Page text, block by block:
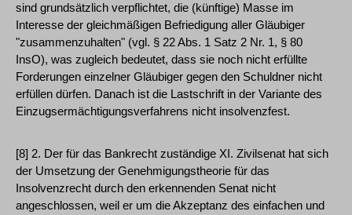
sind grundsätzlich verpflichtet, die (künftige) Masse im
Interesse der gleichmäßigen Befriedigung aller Gläubiger
"zusammenzuhalten" (vgl. § 22 Abs. 1 Satz 2 Nr. 1, § 80
InsO), was zugleich bedeutet, dass sie noch nicht erfüllte
Forderungen einzelner Gläubiger gegen den Schuldner nicht
erfüllen dürfen. Danach ist die Lastschrift in der Variante des
Einzugsermächtigungsverfahrens nicht insolvenzfest.
[8] 2. Der für das Bankrecht zuständige XI. Zivilsenat hat sich
der Umsetzung der Genehmigungstheorie für das
Insolvenzrecht durch den erkennenden Senat nicht
angeschlossen, weil er um die Akzeptanz des einfachen und